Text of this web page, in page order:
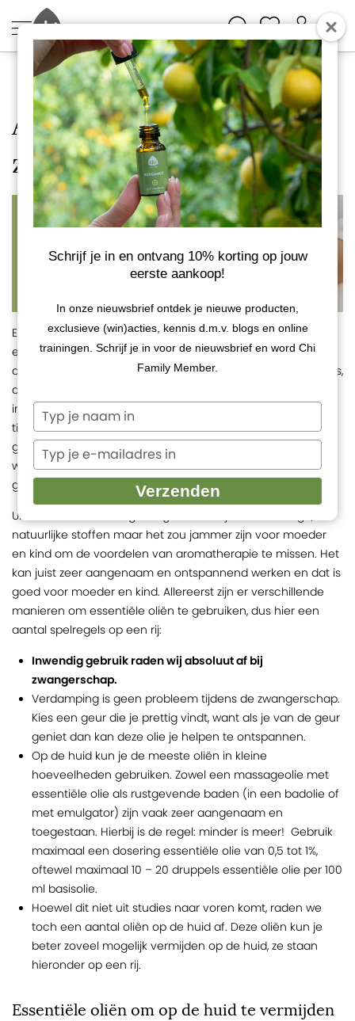
Aromatherapie tijdens de
zwangerschap
Essentiële oliën kunnen helpen om de gezondheid van jou
en jouw baby te ondersteunen. De levenskracht, die vanuit
de bloem, plant, boom of het kruid in deze oliën verzameld is,
draagt bij aan het behouden van het natuurlijke evenwicht
in het lichaam. Aromatherapie kan goed ingezet worden
tijdens de zwangerschap, tijdens de bevalling en na de
geboorte bij baby's. Essentiële oliën kunnen van grote
waarde zijn in de algemene lichaamsverzorging en als
goede ondersteuning bij allerlei ongemakken.
Uiteraard is voorzichtigheid geboden bij deze krachtige,
natuurlijke stoffen maar het zou jammer zijn voor moeder
en kind om de voordelen van aromatherapie te missen. Het
kan juist zeer aangenaam en ontspannend werken en dat is
goed voor moeder en kind. Allereerst zijn er verschillende
manieren om essentiële oliën te gebruiken, dus hier een
aantal spelregels op een rij:
Inwendig gebruik raden wij absoluut af bij
zwangerschap.
Verdamping is geen probleem tijdens de zwangerschap.
Kies een geur die je prettig vindt, want als je van de geur
geniet dan kan deze olie je helpen te ontspannen.
Op de huid kun je de meeste oliën in kleine
hoeveelheden gebruiken. Zowel een massageolie met
essentiële olie als rustgevende baden (in een badolie of
met emulgator) zijn vaak zeer aangenaam en
toegestaan. Hierbij is de regel: minder is meer! Gebruik
maximaal een dosering essentiële olie van 0,5 tot 1%,
oftewel maximaal 10 – 20 druppels essentiële olie per 100
ml basisolie.
Hoewel dit niet uit studies naar voren komt, raden we
toch een aantal oliën op de huid af. Deze oliën kun je
beter zoveel mogelijk vermijden op de huid, ze staan
hieronder op een rij.
Essentiële oliën om op de huid te vermijden
Klantenservice
Schrijf je in en ontvang 10% korting op jouw
eerste aankoop!
In onze nieuwsbrief ontdek je nieuwe producten,
exclusieve (win)acties, kennis d.m.v. blogs en online
trainingen. Schrijf je in voor de nieuwsbrief en word Chi
Family Member.
Typ
je
naam
Typ
je
e-
mailadres
Verzenden